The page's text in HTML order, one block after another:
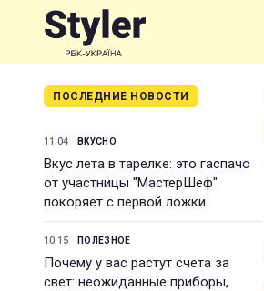
ПОСЛЕДНИЕ НОВОСТИ
11:04 ВКУСНО
Вкус лета в тарелке: это гаспачо
от участницы "МастерШеф"
покоряет с первой ложки
10:15 ПОЛЕЗНОЕ
Почему у вас растут счета за
свет: неожиданные приборы,